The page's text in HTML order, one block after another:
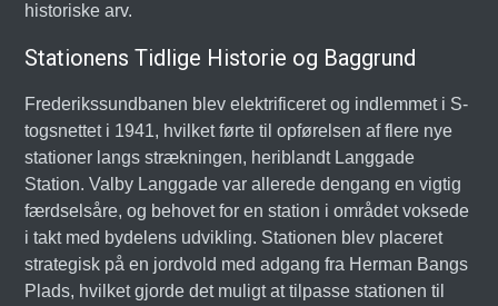
historiske arv.
Stationens Tidlige Historie og Baggrund
Frederikssundbanen blev elektrificeret og indlemmet i S-
togsnettet i 1941, hvilket førte til opførelsen af flere nye
stationer langs strækningen, heriblandt Langgade
Station. Valby Langgade var allerede dengang en vigtig
færdselsåre, og behovet for en station i området voksede
i takt med bydelens udvikling. Stationen blev placeret
strategisk på en jordvold med adgang fra Herman Bangs
Plads, hvilket gjorde det muligt at tilpasse stationen til